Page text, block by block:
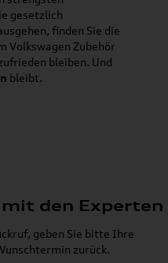
gesetzlich
finden Sie die
Volkswagen Zubehör
bleiben. Und
bleibt.
den Experten
geben Sie bitte Ihre
zurück.